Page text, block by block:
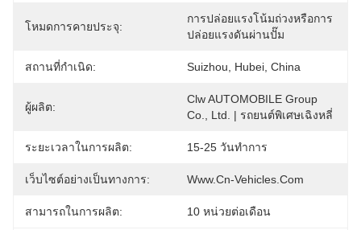
โหมดการคายประจุ:
การปล่อยแรงโน้มถ่วงหรือการ
ปล่อยแรงดันผ่านปั๊ม
สถานที่กำเนิด: Suizhou, Hubei, China
ผู้ผลิต:
Clw AUTOMOBILE Group
Co., Ltd. | รถยนต์พิเศษเฉิงหลี่
ระยะเวลาในการผลิต: 15-25 วันทำการ
เว็บไซต์อย่างเป็นทางการ: Www.cn-Vehicles.com
สามารถในการผลิต: 10 หน่วยต่อเดือน